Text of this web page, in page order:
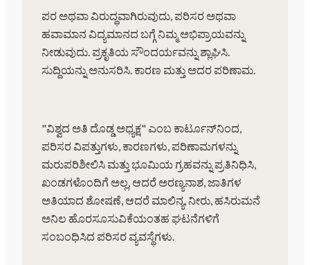
ಪರ ಅಥವಾ ವಿರುದ್ಧವಾಗಿರುವುದು, ಪರಿಸರ ಅಥವಾ
ಹವಾಮಾನ ವಿದ್ಯಮಾನದ ಬಗ್ಗೆ ನಿಮ್ಮ ಅಭಿಪ್ರಾಯವನ್ನು
ನೀಡುವುದು. ಪ್ರಕೃತಿಯ ಸೌಂದರ್ಯವನ್ನು ಶ್ಲಾಘಿಸಿ.
ಸುದ್ದಿಯನ್ನು ಅನುಸರಿಸಿ. ಕಾರಣ ಮತ್ತು ಅದರ ಪರಿಣಾಮ.
"ವಿಶ್ವದ ಅತಿ ದೊಡ್ಡ ಅಧ್ಯಕ್ಷ" ಎಂಬ ಕಾರ್ಟೂನ್‌ನಿಂದ,
ಪರಿಸರ ವಿಪತ್ತುಗಳು, ಕಾರಣಗಳು, ಪರಿಣಾಮಗಳನ್ನು
ಮರುಪರಿಶೀಲಿಸಿ ಮತ್ತು ಭೂಮಿಯ ಗ್ರಹವನ್ನು ಪ್ರತಿನಿಧಿಸಿ,
ಖಂಡಗಳೊಂದಿಗೆ ಅಲ್ಲ, ಆದರೆ ಅರಣ್ಯನಾಶ, ಜಾತಿಗಳ
ಅತಿಯಾದ ಶೋಷಣೆ, ಆದರೆ ಮಾಲಿನ್ಯ, ನೀರು, ಹಸಿರುಮನೆ
ಅನಿಲ ಹೊರಸೂಸುವಿಕೆಯಂತಹ ಘಟನೆಗಳಿಗೆ
ಸಂಬಂಧಿಸಿದ ಪರಿಸರ ವ್ಯವಸ್ಥೆಗಳು.